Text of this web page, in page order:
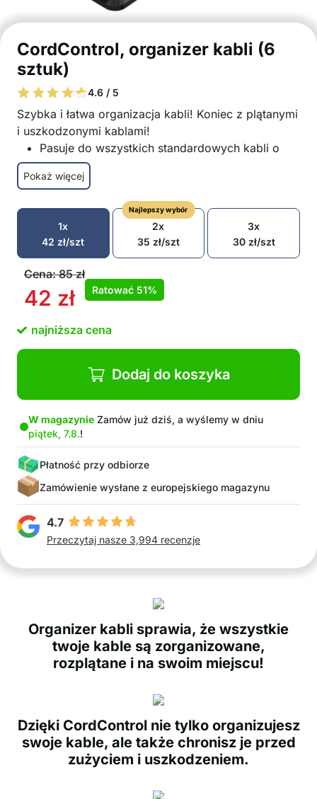
CordControl, organizer kabli (6
sztuk)
4.6 / 5
Szybka i łatwa organizacja kabli! Koniec z plątanymi
i uszkodzonymi kablami!
Pasuje do wszystkich standardowych kabli o
średnicy 6,5 mm
Samoprzylepne wzornictwo umożliwia łatwą
Nadaje się do wszystkich płaskich powierzchni
Zapewnia czystą i schludną powierzchnię
roboczą, szafkę telewizyjną, stolik nocny, itp.
Tak mały, że można go również zamontować na
krawędziach mebli itp.
Wykonany z trwałych materiałów dla
Doskonały wybór do użytku domowego lub
profesjonalnego
W zestawie: 6x organizer kabli
Pokaż więcej
1x
42 zł/szt
Najlepszy wybór
2x
35 zł/szt
3x
30 zł/szt
Cena:85zł
42 zł Ratować 51%
najniższa cena
Dodaj do koszyka
W magazynie Zamów już dziś, a wyślemy w dniu
piątek, 7.8.!
Płatność przy odbiorze
Zamówienie wysłane z europejskiego magazynu
4.7
Przeczytaj nasze 3,994 recenzje
Organizer kabli sprawia, że wszystkie
twoje kable są zorganizowane,
rozplątane i na swoim miejscu!
Dzięki CordControl nie tylko organizujesz
swoje kable, ale także chronisz je przed
zużyciem i uszkodzeniem.